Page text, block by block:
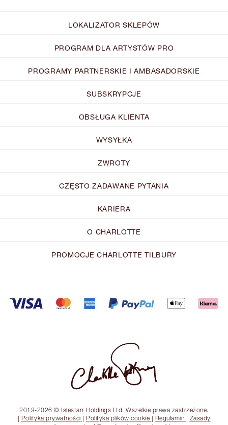
LOKALIZATOR SKLEPÓW
PROGRAM DLA ARTYSTÓW PRO
PROGRAMY PARTNERSKIE I AMBASADORSKIE
SUBSKRYPCJE
OBSŁUGA KLIENTA
WYSYŁKA
ZWROTY
CZĘSTO ZADAWANE PYTANIA
KARIERA
O CHARLOTTE
PROMOCJE CHARLOTTE TILBURY
2013-2026 © Islestarr Holdings Ltd. Wszelkie prawa zastrzeżone.
| Polityka prywatności | Polityka plików cookie | Regulamin | Zasady